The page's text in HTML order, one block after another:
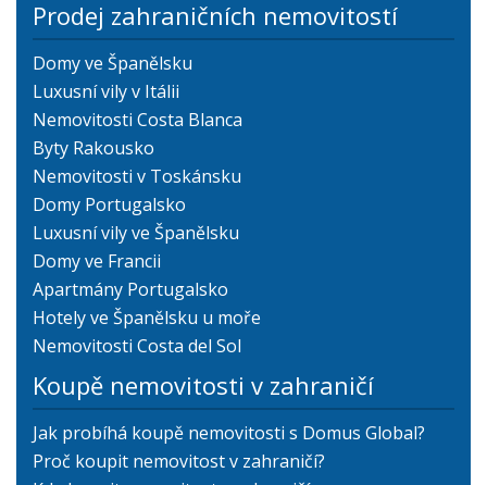
Prodej zahraničních nemovitostí
Domy ve Španělsku
Luxusní vily v Itálii
Nemovitosti Costa Blanca
Byty Rakousko
Nemovitosti v Toskánsku
Domy Portugalsko
Luxusní vily ve Španělsku
Domy ve Francii
Apartmány Portugalsko
Hotely ve Španělsku u moře
Nemovitosti Costa del Sol
Koupě nemovitosti v zahraničí
Jak probíhá koupě nemovitosti s Domus Global?
Proč koupit nemovitost v zahraničí?